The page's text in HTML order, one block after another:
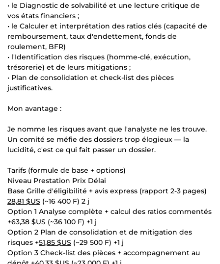
• le Diagnostic de solvabilité et une lecture critique de
vos états financiers ;
• le Calculer et interprétation des ratios clés (capacité de
remboursement, taux d'endettement, fonds de
roulement, BFR)
• l'Identification des risques (homme-clé, exécution,
trésorerie) et de leurs mitigations ;
• Plan de consolidation et check-list des pièces
justificatives.
Mon avantage :
Je nomme les risques avant que l'analyste ne les trouve.
Un comité se méfie des dossiers trop élogieux — la
lucidité, c'est ce qui fait passer un dossier.
Tarifs (formule de base + options)
Niveau Prestation Prix Délai
Base Grille d'éligibilité + avis express (rapport 2-3 pages)
28,81 $US (~16 400 F) 2 j
Option 1 Analyse complète + calcul des ratios commentés
+63,38 $US (~36 100 F) +1 j
Option 2 Plan de consolidation et de mitigation des
risques +51,85 $US (~29 500 F) +1 j
Option 3 Check-list des pièces + accompagnement au